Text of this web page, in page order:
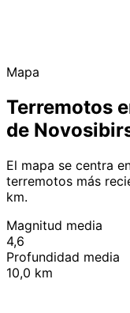
Mapa
Terremotos
de
El mapa se centra
terremotos más
km.
Magnitud media
4,6
Profundidad media
10,0 km